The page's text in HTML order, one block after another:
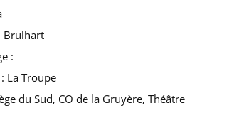
Brulhart
:
La Troupe
du Sud, CO de la Gruyère, Théâtre